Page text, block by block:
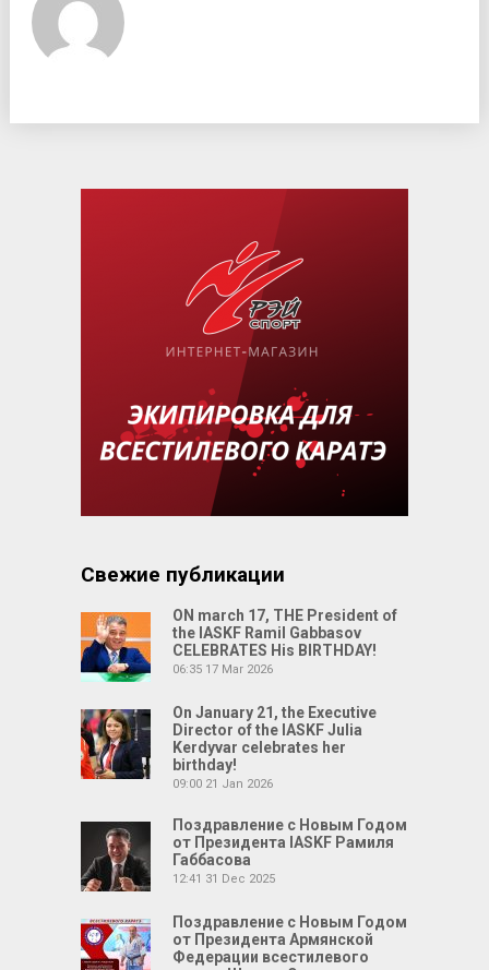
Свежие публикации
ON march 17, THE President of
the IASKF Ramil Gabbasov
CELEBRATES His BIRTHDAY!
06:35 17 Mar 2026
On January 21, the Executive
Director of the IASKF Julia
Kerdyvar celebrates her
birthday!
09:00 21 Jan 2026
Поздравление с Новым Годом
от Президента IASKF Рамиля
Габбасова
12:41 31 Dec 2025
Поздравление с Новым Годом
от Президента Армянской
Федерации всестилевого